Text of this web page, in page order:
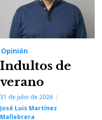
Opinión
Indultos de
verano
31 de julio de 2026
José Luis Martínez
Mallebrera